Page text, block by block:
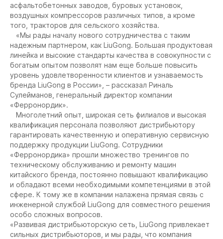
асфальтобетонных заводов, буровых установок,
воздушных компрессоров различных типов, а кроме
того, тракторов для сельского хозяйства.
«Мы рады началу нового сотрудничества с таким
надежным партнером, как LiuGong. Большая продуктовая
линейка и высокие стандарты качества в совокупности с
богатым опытом позволят нам еще больше повысить
уровень удовлетворенности клиентов и узнаваемость
бренда LiuGong в России», – рассказал Риналь
Сулейманов, генеральный директор компании
«Ферронордик».
Многолетний опыт, широкая сеть филиалов и высокая
квалификация персонала позволяют дистрибьютору
гарантировать качественную и оперативную сервисную
поддержку продукции LiuGong. Сотрудники
«Ферронордика» прошли множество тренингов по
техническому обслуживанию и ремонту машин
китайского бренда, постоянно повышают квалификацию
и обладают всеми необходимыми компетенциями в этой
сфере. К тому же в компании налажена прямая связь с
инженерной службой LiuGong для совместного решения
особо сложных вопросов.
«Развивая дистрибьюторскую сеть, LiuGong привлекает
сильных дистрибьюторов, и мы рады, что компания